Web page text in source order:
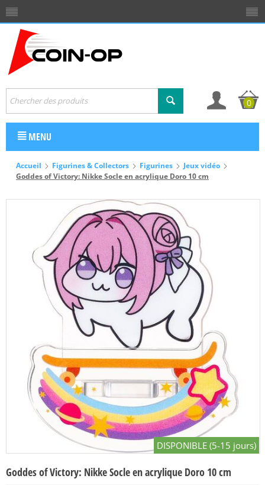
0
MENU
Accueil Figurines & Collectors Figurines
Jeux vidéo
Goddes of Victory: Nikke Socle en acrylique Doro 10 cm
DISPONIBLE (5-15 jours)
Goddes of Victory: Nikke Socle en acrylique Doro 10 cm